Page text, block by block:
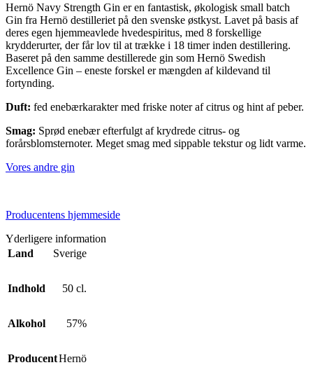
Hernö Navy Strength Gin er en fantastisk, økologisk small batch
Gin fra Hernö destilleriet på den svenske østkyst. Lavet på basis af
deres egen hjemmeavlede hvedespiritus, med 8 forskellige
krydderurter, der får lov til at trække i 18 timer inden destillering.
Baseret på den samme destillerede gin som Hernö Swedish
Excellence Gin – eneste forskel er mængden af kildevand til
fortynding.
Duft: fed enebærkarakter med friske noter af citrus og hint af peber.
Smag: Sprød enebær efterfulgt af krydrede citrus- og
forårsblomsternoter. Meget smag med sippable tekstur og lidt varme.
Vores andre gin
Producentens hjemmeside
Yderligere information
Land
Sverige
Indhold 50 cl.
Alkohol 57%
ProducentHernö